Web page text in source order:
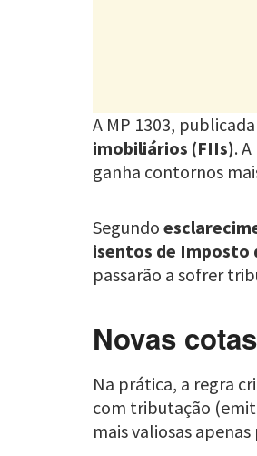
A MP 1303,
imobiliários (FIIs).
ganha contornos
Segundo
isentos de Imposto
passarão a sofrer
Novas
Na prática, a regra
com tributação
mais valiosas